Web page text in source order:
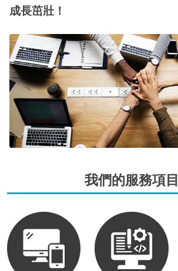
成長茁壯！
我們的服務項目